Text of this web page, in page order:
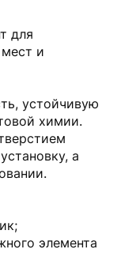
для
и
устойчивую
химии.
а
элемента